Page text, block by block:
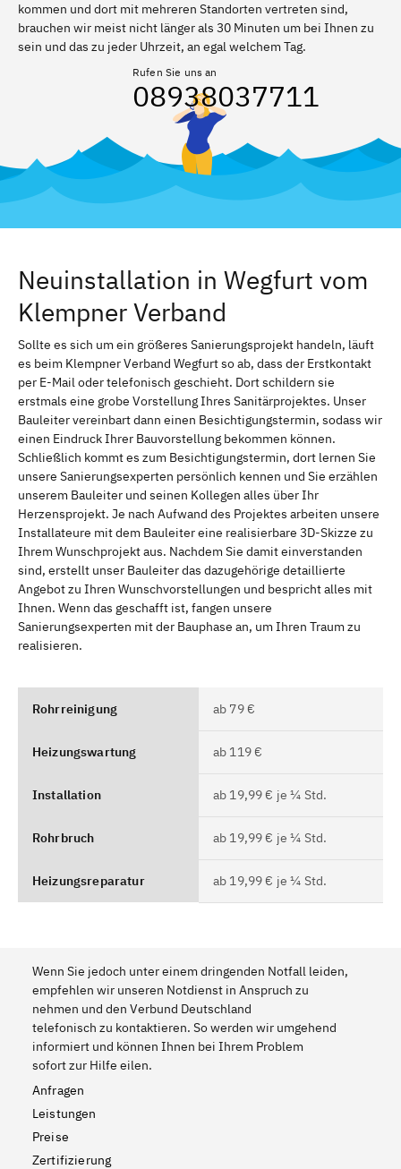
kommen und dort mit mehreren Standorten vertreten sind,
brauchen wir meist nicht länger als 30 Minuten um bei Ihnen zu
sein und das zu jeder Uhrzeit, an egal welchem Tag.
Rufen Sie uns an
08938037711
Neuinstallation in Wegfurt vom
Klempner Verband
Sollte es sich um ein größeres Sanierungsprojekt handeln, läuft
es beim Klempner Verband Wegfurt so ab, dass der Erstkontakt
per E-Mail oder telefonisch geschieht. Dort schildern sie
erstmals eine grobe Vorstellung Ihres Sanitärprojektes. Unser
Bauleiter vereinbart dann einen Besichtigungstermin, sodass wir
einen Eindruck Ihrer Bauvorstellung bekommen können.
Schließlich kommt es zum Besichtigungstermin, dort lernen Sie
unsere Sanierungsexperten persönlich kennen und Sie erzählen
unserem Bauleiter und seinen Kollegen alles über Ihr
Herzensprojekt. Je nach Aufwand des Projektes arbeiten unsere
Installateure mit dem Bauleiter eine realisierbare 3D-Skizze zu
Ihrem Wunschprojekt aus. Nachdem Sie damit einverstanden
sind, erstellt unser Bauleiter das dazugehörige detaillierte
Angebot zu Ihren Wunschvorstellungen und bespricht alles mit
Ihnen. Wenn das geschafft ist, fangen unsere
Sanierungsexperten mit der Bauphase an, um Ihren Traum zu
realisieren.
Rohrreinigung ab 79 €
Heizungswartung ab 119 €
Installation ab 19,99 € je ¼ Std.
Rohrbruch ab 19,99 € je ¼ Std.
Heizungsreparatur ab 19,99 € je ¼ Std.
Wenn Sie jedoch unter einem dringenden Notfall leiden,
empfehlen wir unseren Notdienst in Anspruch zu
nehmen und den Verbund Deutschland
telefonisch zu kontaktieren. So werden wir umgehend
informiert und können Ihnen bei Ihrem Problem
sofort zur Hilfe eilen.
Anfragen
Leistungen
Preise
Zertifizierung